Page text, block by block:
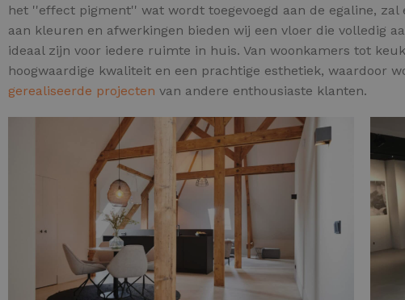
het ''effect pigment'' wat wordt toegevoegd aan de egaline,
aan kleuren en afwerkingen bieden wij een vloer die volledig
ideaal zijn voor iedere ruimte in huis. Van woonkamers tot
hoogwaardige kwaliteit en een prachtige esthetiek, waardoor
gerealiseerde projecten van andere enthousiaste klanten.